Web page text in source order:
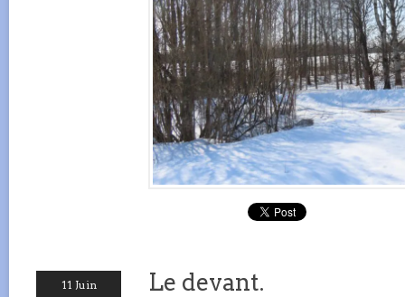
11 Juin Le devant.